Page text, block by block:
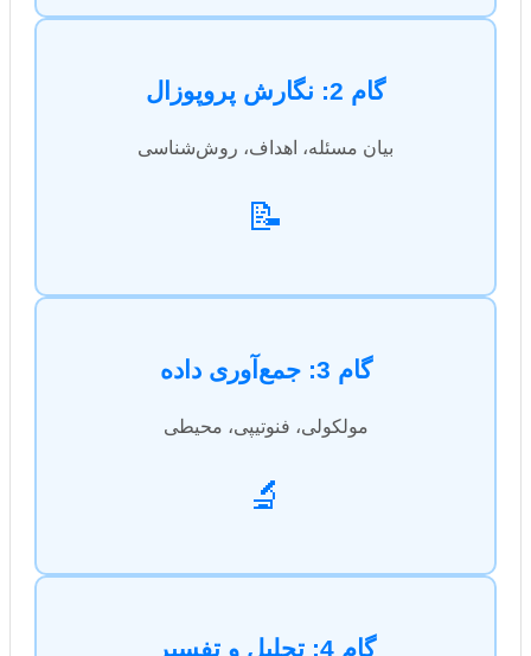
گام 2: نگارش پروپوزال
بیان مسئله، اهداف، روش‌شناسی
📝
گام 3: جمع‌آوری داده
مولکولی، فنوتیپی، محیطی
🔬
گام 4: تحلیل و تفسیر